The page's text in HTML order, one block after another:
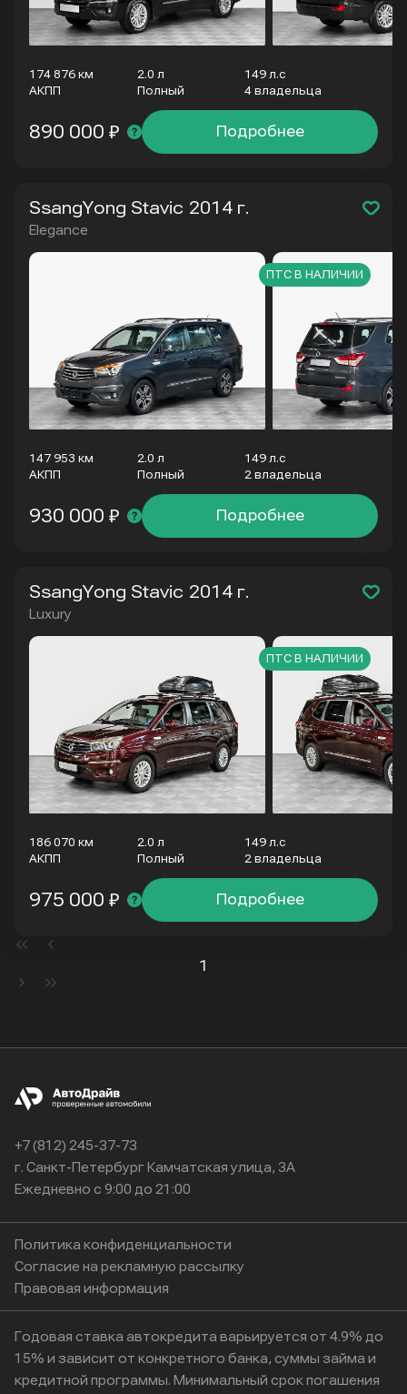
174 876 км 2.0 л
149 л.с
АКПП
Полный 4 владельца
Подробнее
890 000 ₽
SsangYong Stavic 2014 г.
Elegance
147 953 км 2.0 л
149 л.с
АКПП
Полный 2 владельца
ПТС В НАЛИЧИИ
Подробнее
930 000 ₽
SsangYong Stavic 2014 г.
Luxury
186 070 км 2.0 л
149 л.с
АКПП
Полный 2 владельца
ПТС В НАЛИЧИИ
Подробнее
975 000 ₽
1
+7 (812) 245-37-73
г. Санкт-Петербург Камчатская улица, 3А
Ежедневно с 9:00 до 21:00
Политика конфиденциальности
Согласие на рекламную рассылку
Правовая информация
Годовая ставка автокредита варьируется от 4.9% до
15% и зависит от конкретного банка, суммы займа и
кредитной программы. Минимальный срок погашения